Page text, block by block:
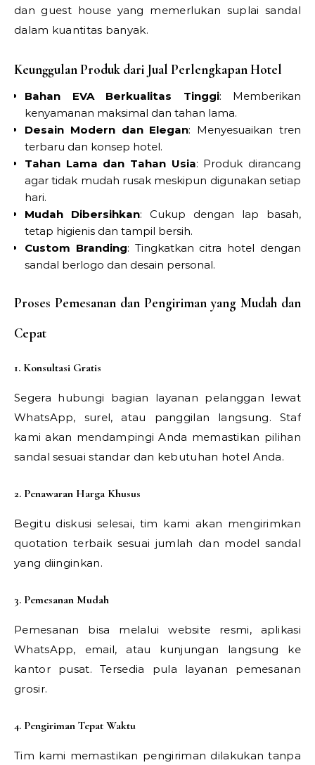
dan guest house yang memerlukan suplai sandal
dalam kuantitas banyak.
Keunggulan Produk dari Jual Perlengkapan Hotel
Bahan EVA Berkualitas Tinggi: Memberikan
kenyamanan maksimal dan tahan lama.
Desain Modern dan Elegan: Menyesuaikan tren
terbaru dan konsep hotel.
Tahan Lama dan Tahan Usia: Produk dirancang
agar tidak mudah rusak meskipun digunakan setiap
hari.
Mudah Dibersihkan: Cukup dengan lap basah,
tetap higienis dan tampil bersih.
Custom Branding: Tingkatkan citra hotel dengan
sandal berlogo dan desain personal.
Proses Pemesanan dan Pengiriman yang Mudah dan
Cepat
1. Konsultasi Gratis
Segera hubungi bagian layanan pelanggan lewat
WhatsApp, surel, atau panggilan langsung. Staf
kami akan mendampingi Anda memastikan pilihan
sandal sesuai standar dan kebutuhan hotel Anda.
2. Penawaran Harga Khusus
Begitu diskusi selesai, tim kami akan mengirimkan
quotation terbaik sesuai jumlah dan model sandal
yang diinginkan.
3. Pemesanan Mudah
Pemesanan bisa melalui website resmi, aplikasi
WhatsApp, email, atau kunjungan langsung ke
kantor pusat. Tersedia pula layanan pemesanan
grosir.
4. Pengiriman Tepat Waktu
Tim kami memastikan pengiriman dilakukan tanpa